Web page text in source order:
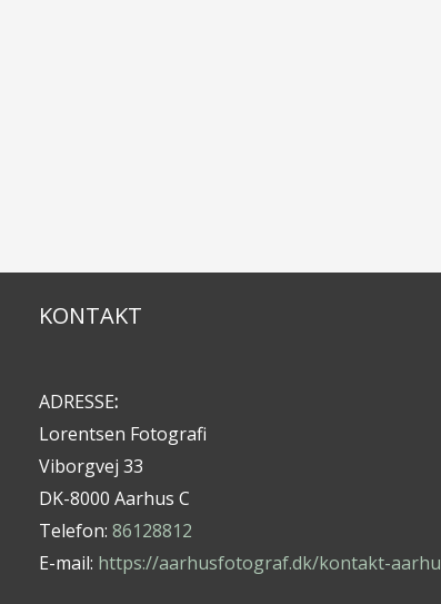
KONTAKT
ADRESSE:
Lorentsen Fotografi
Viborgvej 33
DK-8000 Aarhus C
Telefon: 86128812
E-mail: https://aarhusfotograf.dk/kontakt-